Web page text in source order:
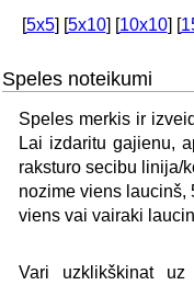
[5x5] [5x10] [10x10] [
Speles noteikumi
Speles merkis ir
Lai izdaritu gajienu,
raksturo secibu linija/
nozime viens laucinš,
viens vai vairaki
Vari uzklikškinat